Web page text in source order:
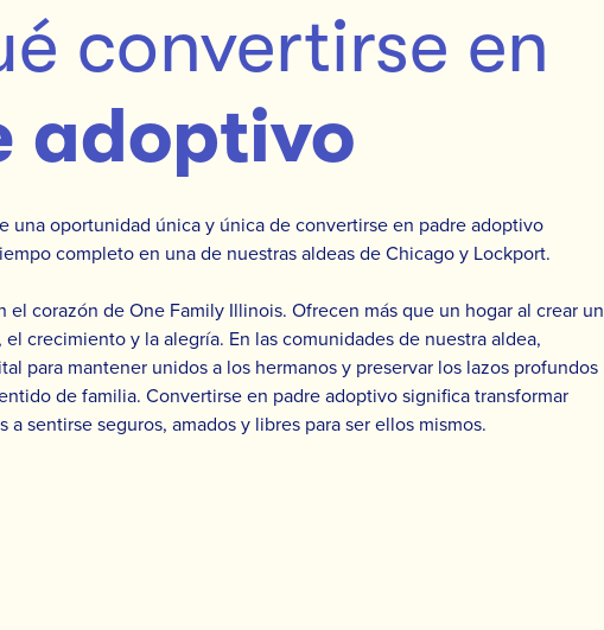
convertirse en
adoptivo
una oportunidad única y única de convertirse en padre adoptivo
completo en una de nuestras aldeas de Chicago y Lockport.
el corazón de One Family Illinois. Ofrecen más que un hogar al crear un
crecimiento y la alegría. En las comunidades de nuestra aldea,
para mantener unidos a los hermanos y preservar los lazos profundos
de familia. Convertirse en padre adoptivo significa transformar
a sentirse seguros, amados y libres para ser ellos mismos.